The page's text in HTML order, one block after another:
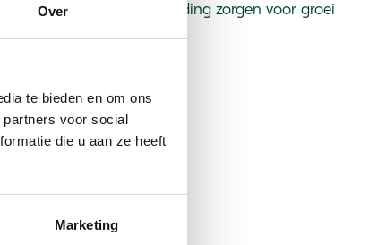
Over
te bieden en om ons
voor social
die u aan ze heeft
Marketing
Geluk en verbinding zorgen voor groei
lekker